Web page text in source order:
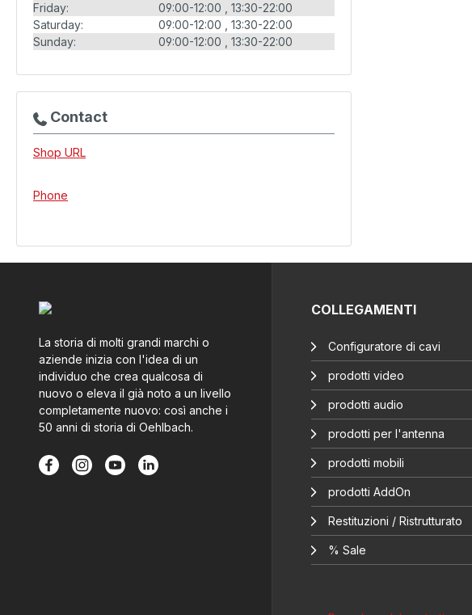
Friday:
09:00-12:00
13:30-22:00
Saturday:
09:00-12:00
13:30-22:00
Sunday:
09:00-12:00 13:30-22:00
Contact
Shop URL
Phone
La storia di molti grandi marchi o
aziende inizia con l'idea di un
individuo che crea qualcosa di
nuovo o eleva il già noto a un livello
completamente nuovo: così anche i
50 anni di storia di Oehlbach.
COLLEGAMENTI
Configuratore di cavi
prodotti video
prodotti audio
prodotti per l'antenna
prodotti mobili
prodotti AddOn
Restituzioni / Ristrutturato
% Sale